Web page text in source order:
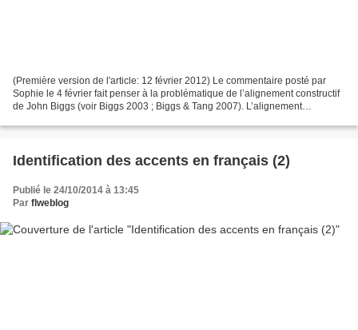
(Première version de l'article: 12 février 2012) Le commentaire posté par
Sophie le 4 février fait penser à la problématique de l’alignement constructif
de John Biggs (voir Biggs 2003 ; Biggs & Tang 2007). L’alignement
Identification des accents en français (2)
Publié le 24/10/2014 à 13:45
Par flweblog